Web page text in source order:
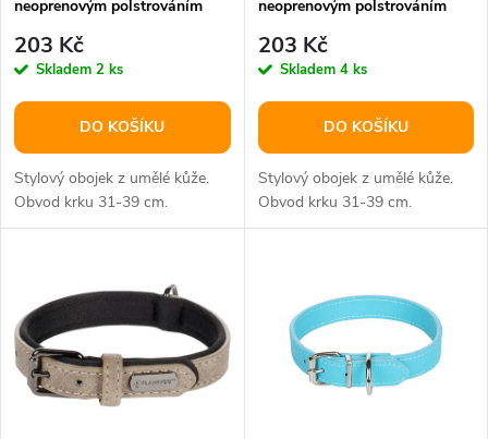
r
o
d
u
t
ů
p
r
o
d
u
k
t
ů
neoprenovým polstrováním
203 Kč
Skladem 2 ks
DO KOŠÍKU
Stylový obojek z umělé kůže.
Obvod krku 31-39 cm.
neoprenovým polstrováním
203 Kč
Skladem 4 ks
DO KOŠÍKU
Stylový obojek z umělé kůže.
Obvod krku 31-39 cm.